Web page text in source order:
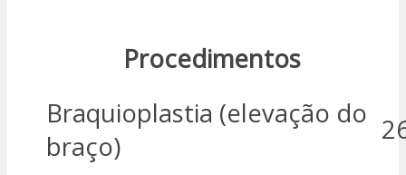
Procedimentos
Braquioplastia (elevação do
braço)